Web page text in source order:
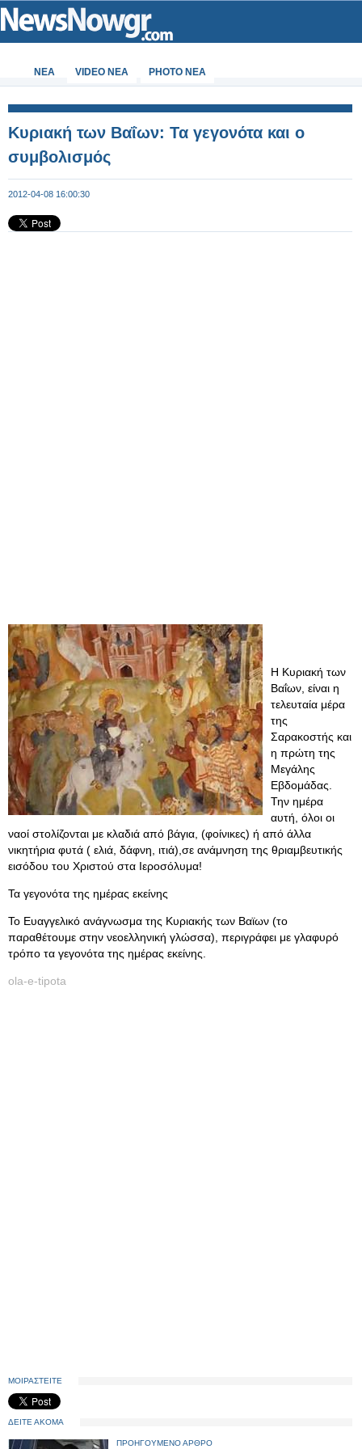
ΝΕΑ VIDEO NEA PHOTO NEA
Κυριακή των Βαΐων: Τα γεγονότα και ο
συμβολισμός
2012-04-08 16:00:30
Η Κυριακή των
Βαΐων, είναι η
τελευταία μέρα
της
Σαρακοστής και
η πρώτη της
Μεγάλης
Εβδομάδας.
Την ημέρα
αυτή, όλοι οι
ναοί στολίζονται με κλαδιά από βάγια, (φοίνικες) ή από άλλα
νικητήρια φυτά ( ελιά, δάφνη, ιτιά),σε ανάμνηση της θριαμβευτικής
εισόδου του Χριστού στα Ιεροσόλυμα!
Τα γεγονότα της ημέρας εκείνης
Το Ευαγγελικό ανάγνωσμα της Κυριακής των Βαϊων (το
παραθέτουμε στην νεοελληνική γλώσσα), περιγράφει με γλαφυρό
τρόπο τα γεγονότα της ημέρας εκείνης.
ola-e-tipota
ΜΟΙΡΑΣΤΕΙΤΕ
ΔΕΙΤΕ ΑΚΟΜΑ
ΠΡΟΗΓΟΥΜΕΝΟ ΑΡΘΡΟ